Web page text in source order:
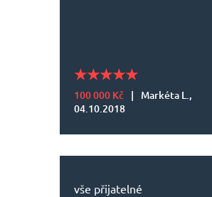
100 000 Kč |
Markéta L.,
04.10.2018
vše přijatelné